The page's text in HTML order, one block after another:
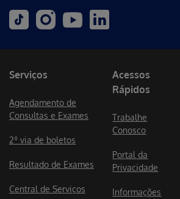
Serviços
Agendamento de
Consultas e Exames
2º via de boletos
Resultado de Exames
Central de Serviços
Acessos
Rápidos
Trabalhe
Conosco
Portal da
Privacidade
Informações